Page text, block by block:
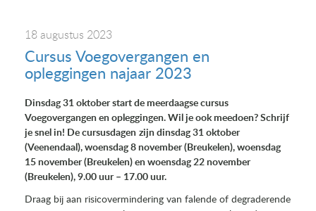
18 augustus 2023
Cursus Voegovergangen en
opleggingen najaar 2023
Dinsdag 31 oktober start de meerdaagse cursus
Voegovergangen en opleggingen. Wil je ook meedoen? Schrijf
je snel in! De cursusdagen zijn dinsdag 31 oktober
(Veenendaal), woensdag 8 november (Breukelen), woensdag
15 november (Breukelen) en woensdag 22 november
(Breukelen), 9.00 uur – 17.00 uur.
Draag bij aan risicovermindering van falende of degraderende